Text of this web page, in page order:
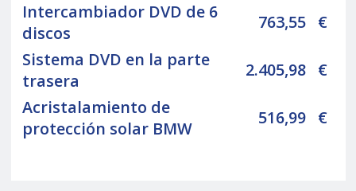
Intercambiador DVD de 6
discos
763,55 €
Sistema DVD en la parte
trasera
2.405,98 €
Acristalamiento de
protección solar BMW
516,99 €